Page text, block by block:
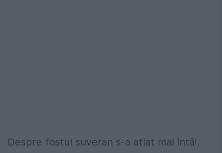
Despre fostul suveran s-a aflat mai întâi,